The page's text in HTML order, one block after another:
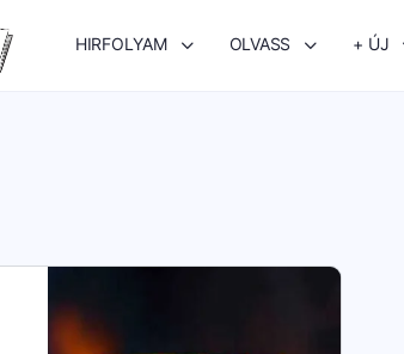
HIRFOLYAM OLVASS + ÚJ